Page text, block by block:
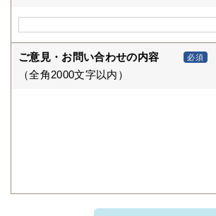
ご意見・お問い合わせの内容 必須
（全角2000文字以内）